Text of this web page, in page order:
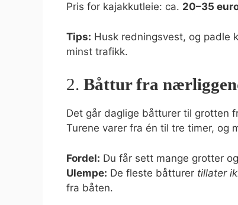
Pris for kajakkutleie: ca. 20–35
Tips: Husk redningsvest, og padle
minst trafikk.
2. Båttur fra
Det går daglige båtturer til grotten
Turene varer fra én til tre timer, og
Fordel: Du får sett mange grotter
Ulempe: De fleste båtturer tillater
fra båten.